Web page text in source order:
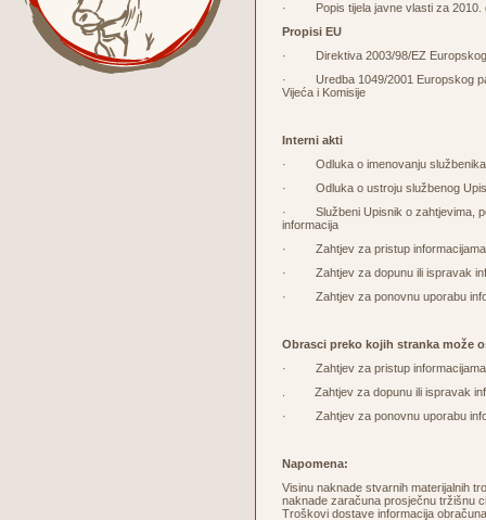
· Popis tijela javne vlasti za 2010.
Propisi EU
· Direktiva 2003/98/EZ Europskog
· Uredba 1049/2001 Europskog
Vijeća i Komisije
Interni akti
· Odluka o imenovanju službenika
· Odluka o ustroju službenog
· Službeni Upisnik o zahtjevima,
informacija
· Zahtjev za pristup informacijama
· Zahtjev za dopunu ili ispravak
· Zahtjev za ponovnu uporabu
Obrasci preko kojih stranka može
· Zahtjev za pristup
. Zahtjev za dopunu ili ispravak
· Zahtjev za ponovnu uporabu
Napomena:
Visinu naknade stvarnih materijalnih
naknade zaračuna prosječnu tržišnu
Troškovi dostave informacija